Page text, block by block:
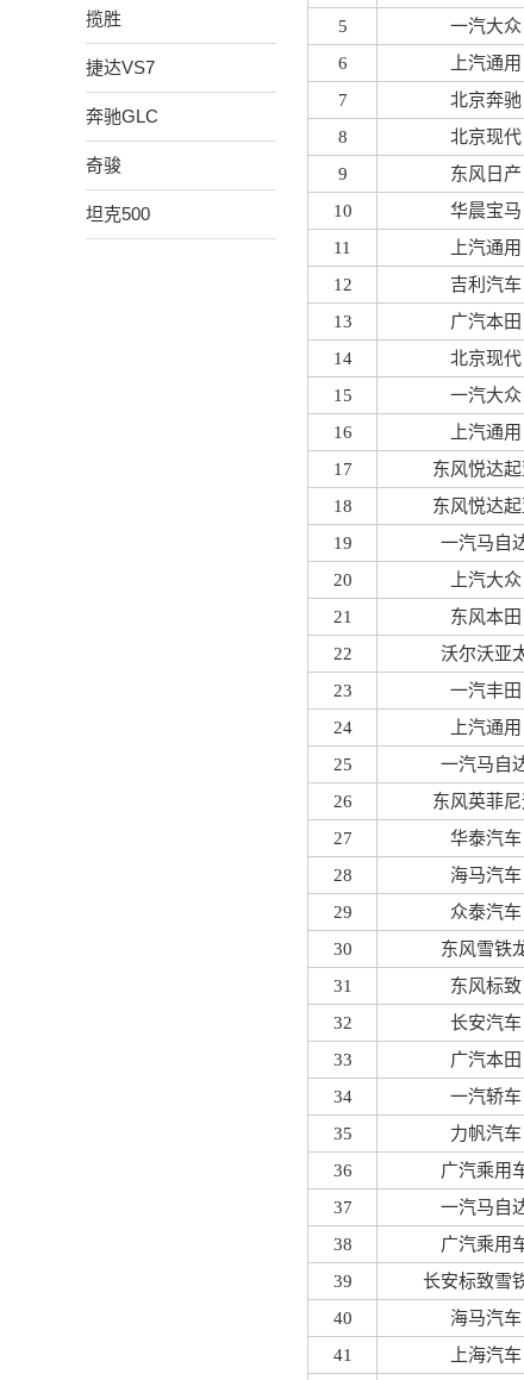
揽胜
捷达VS7
奔驰GLC
奇骏
坦克500
5
一汽大众
6
上汽通用
7
北京奔驰
8
北京现代
9
东风日产
10
华晨宝马
11
上汽通用
12
吉利汽车
13
广汽本田
14
北京现代
15
一汽大众
16
上汽通用
17
东风悦达起
18
东风悦达起
19
一汽马自
20
上汽大众
21
东风本田
22
沃尔沃亚
23
一汽丰田
24
上汽通用
25
一汽马自
26
东风英菲尼
27
华泰汽车
28
海马汽车
29
众泰汽车
30
东风雪铁
31
东风标致
32
长安汽车
33
广汽本田
34
一汽轿车
35
力帆汽车
36
广汽乘用
37
一汽马自
38
广汽乘用
39
长安标致雪
40
海马汽车
41
上海汽车